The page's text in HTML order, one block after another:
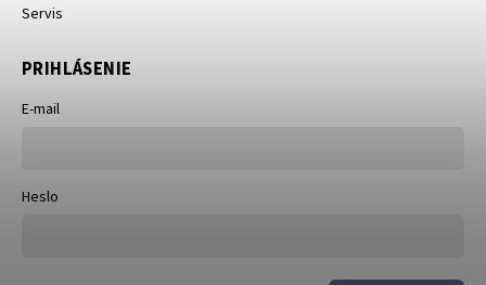
Servis
PRIHLÁSENIE
E-mail
Heslo